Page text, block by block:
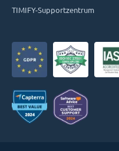
TIMIFY-Supportzentrum